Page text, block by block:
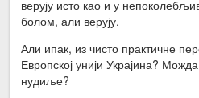
верују исто као и у
болом, али верују.
Али ипак, из чисто практичне
Европској унији Украјина?
нудиље?